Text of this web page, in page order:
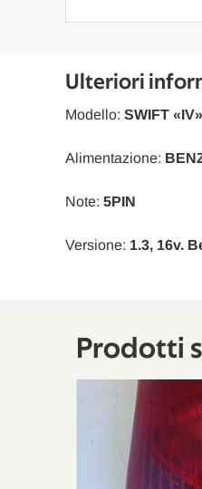
Ulteriori
Modello: SWIFT
Versione: 1.3, 16v.
Alimentazione:
Note: 5PIN
Prodotti